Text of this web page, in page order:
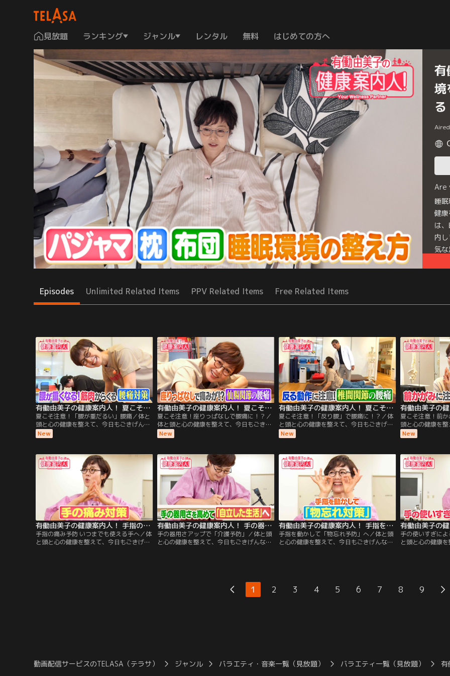
見放題 ランキング ジャンル レンタル 無料 はじめての方へ
有
境
Are
睡
健
は
内
気
Episodes Unlimited Related Items PPV Related Items Free Related Items
有働由美子の健康案内人！ 夏こそ注意！「腰が重だるい」腰痛
夏こそ注意！「腰が重だるい」腰痛／体と
頭と心の健康を整えて、今日もごきげんな
1日を過ごしましょう！ 今週のテーマは
「夏こそ気をつけたい腰痛」！ 今回は、
策」をご案内します！ 後半は、有働さんの
「2分体操」！たった2分で元気な足腰をめ
ざす体操を、一緒に楽しくやってみましょ
New
有働由美子の健康案内人！ 夏こそ注意！座りっぱなしで腰痛に！？
夏こそ注意！座りっぱなしで腰痛に！？／
体と頭と心の健康を整えて、今日もごきげ
んな1日を過ごしましょう！ 今週のテーマ
は「夏こそ気をつけたい腰痛」！ 今回は、
（せんちょうかんせつ）”からくる腰痛の
対策」をご案内します！後半は、有働さん
の「2分体操」！たった2分で元気な足腰を
めざす体操を、一緒に楽しくやってみまし
ょう！
New
有働由美子の健康案内人！ 夏こそ注意！「反り腰」で腰痛に！？
夏こそ注意！「反り腰」で腰痛に！？／体
と頭と心の健康を整えて、今日もごきげん
な1日を過ごしましょう！ 今週のテーマは
「夏こそ気をつけたい腰痛」！ 今回は、
かんせつ）”タイプの腰痛対策」をご案内
します！ 後半は、有働さんの「2分体
操」！たった2分で元気な足腰をめざす体
操を、一緒に楽しくやってみましょう！
New
夏こそ注意！前
頭と心の健康を
1日を過ごしまし
「夏こそ気をつ
ん）”の腰痛対策
は、有働さんの
元気な足腰をめ
やってみましょう
New
有働由美子の健康案内人！ 手指の痛み予防 いつまでも使える手へ
手指の痛み予防 いつまでも使える手へ／体
と頭と心の健康を整えて、今日もごきげん
有働由美子の健康案内人！ 手の器用さアップで「介護予防」
手の器用さアップで「介護予防」／体と頭
と心の健康を整えて、今日もごきげんな1
「2分体操」！たった2分で元気な足腰をめ
ざす体操を、一緒に楽しくやってみましょ
有働由美子の健康案内人！ 手指を動かして「物忘れ予防」へ
手指を動かして「物忘れ予防」へ／体と頭
と心の健康を整えて、今日もごきげんな1
す体操を、一緒に楽しくやってみましょ
手の使いすぎに
と頭と心の健康
しくやってみま
1 2 3 4 5 6 7 8 9
動画配信サービスのTELASA（テラサ） ジャンル バラエティ・音楽一覧（見放題） バラエティ一覧（見放題） 有